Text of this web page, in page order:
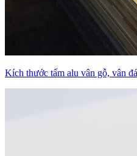
Kích thước tấm alu vân gỗ, vân